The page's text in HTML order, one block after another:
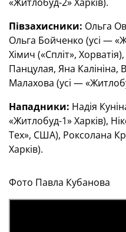
Півзахисники: Ольга
Ольга Бойченко (усі —
Хімич («Спліт»,
Панцулая, Яна Калініна,
Малахова (усі —
Нападники: Надія
«Житлобуд-1» Харків),
Тех», США), Роксолана
Харків).
Фото Павла Кубанова